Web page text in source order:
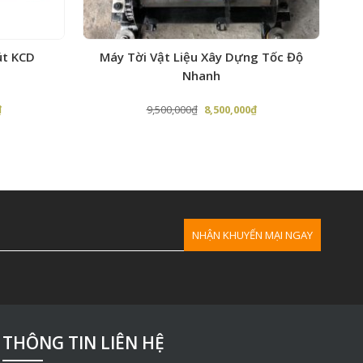
KCD
Giá
Máy Tời Vật Liệu Xây Dựng Tốc Độ
Nhanh
9,500,000₫ Giá
8,500,000₫Giá
THÔNG TIN LIÊN HỆ